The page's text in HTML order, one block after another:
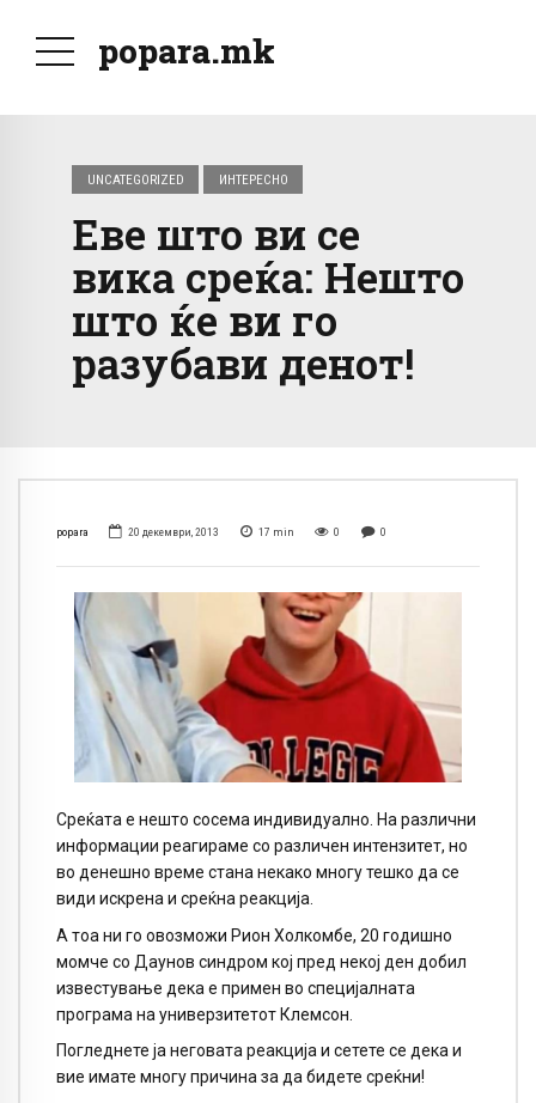
popara.mk
UNCATEGORIZED ИНТЕРЕСНО
Еве што ви се
вика среќа: Нешто
што ќе ви го
разубави денот!
popara 20 декември, 2013 17 min 0 0
Среќата е нешто сосема индивидуално. На различни
информации реагираме со различен интензитет, но
во денешно време стана некако многу тешко да се
види искрена и среќна реакција.
А тоа ни го овозможи Рион Холкомбе, 20 годишно
момче со Даунов синдром кој пред некој ден добил
известување дека е примен во специјалната
програма на универзитетот Клемсон.
Погледнете ја неговата реакција и сетете се дека и
вие имате многу причина за да бидете среќни!